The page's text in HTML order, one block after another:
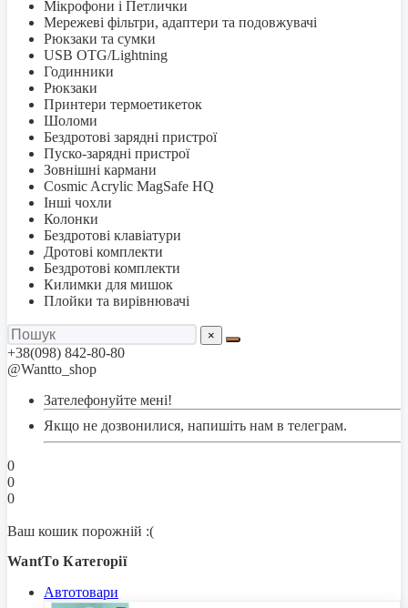
Мікрофони і Петлички
Мережеві фільтри, адаптери та подовжувачі
Рюкзаки та сумки
USB OTG/Lightning
Годинники
Рюкзаки
Принтери термоетикеток
Шоломи
Бездротові зарядні пристрої
Пуско-зарядні пристрої
Зовнішні кармани
Cosmic Acrylic MagSafe HQ
Інші чохли
Колонки
Бездротові клавіатури
Дротові комплекти
Бездротові комплекти
Килимки для мишок
Плойки та вирівнювачі
×
+38(098) 842-80-80
@Wantto_shop
Зателефонуйте мені!
Якщо не дозвонилися, напишіть нам в телеграм.
0
0
0
Ваш кошик порожній :(
WantTo Категорії
Автотовари